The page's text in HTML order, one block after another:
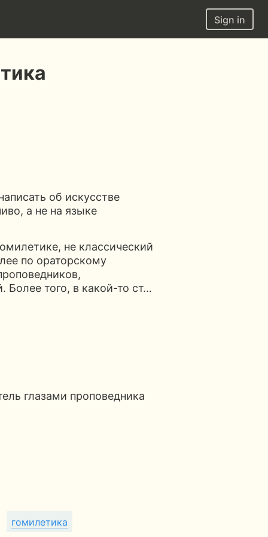
Sign in
об искусстве
а не на языке
не классический
по ораторскому
Более того, в какой-то ст…
глазами проповедника
гомилетика